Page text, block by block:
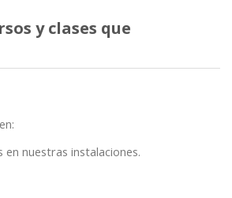
y clases que
nuestras instalaciones.